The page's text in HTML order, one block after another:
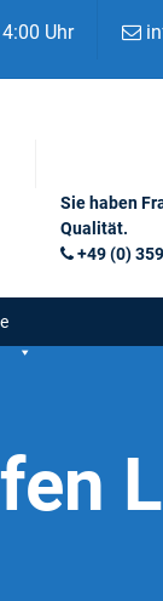
Uhr
Sie haben
Qualität.
+49 (0)